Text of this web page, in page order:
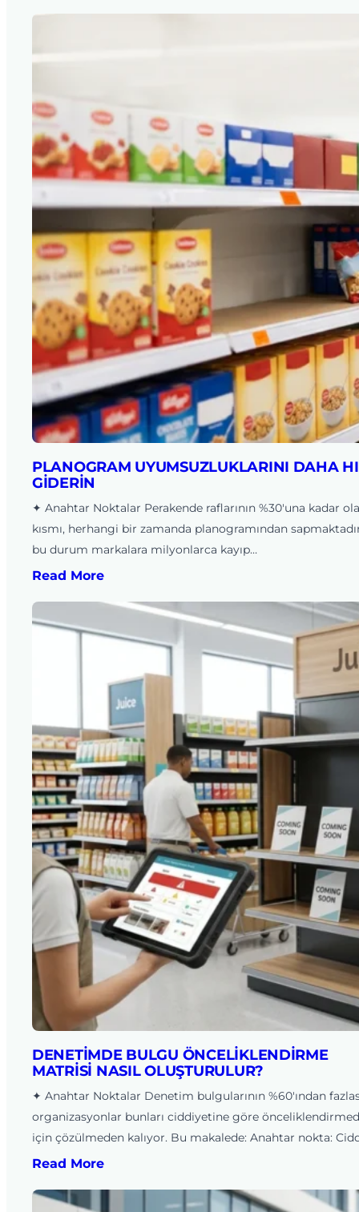
PLANOGRAM UYUMSUZLUKLARINI DAHA
GIDERIN
✦ Anahtar Noktalar Perakende raflarının %30'una kadar
kısmı, herhangi bir zamanda planogramından
bu durum markalara milyonlarca kayıp…
Read More
DENETIMDE BULGU ÖNCELIKLENDIRME
MATRISI NASIL OLUŞTURULUR?
✦ Anahtar Noktalar Denetim bulgularının %60'ından
organizasyonlar bunları ciddiyetine göre
için çözülmeden kalıyor. Bu makalede: Anahtar nokta:
Read More